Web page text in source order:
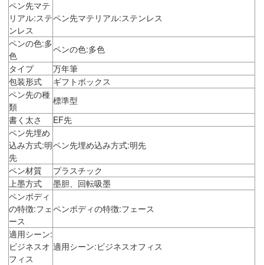
ペン先マテ
リアル:ステ
ンレス
ペン先マテリアル:ステンレス
ペンの色:多
色
ペンの色:多色
タイプ
万年筆
包装形式
ギフトボックス
ペン先の種
類
標準型
書く太さ
EF先
ペン先埋め
込み方式:明
先
ペン先埋め込み方式:明先
ペン材質
プラスチック
上墨方式
墨胆、回転吸墨
ペンボディ
の特徴:フェ
ース
ペンボディの特徴:フェース
適用シーン:
ビジネスオ
フィス
適用シーン:ビジネスオフィス